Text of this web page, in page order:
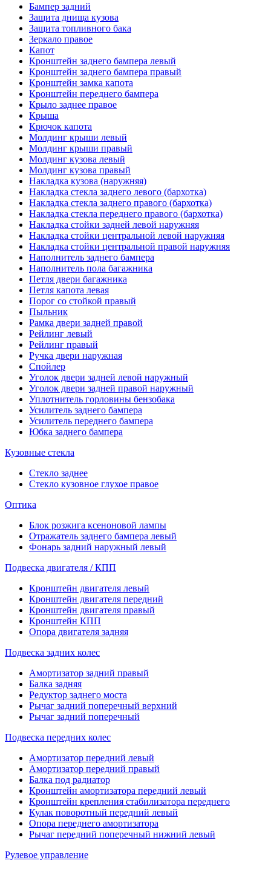
Бампер задний
Защита днища кузова
Защита топливного бака
Зеркало правое
Капот
Кронштейн заднего бампера левый
Кронштейн заднего бампера правый
Кронштейн замка капота
Кронштейн переднего бампера
Крыло заднее правое
Крыша
Крючок капота
Молдинг крыши левый
Молдинг крыши правый
Молдинг кузова левый
Молдинг кузова правый
Накладка кузова (наружняя)
Накладка стекла заднего левого (бархотка)
Накладка стекла заднего правого (бархотка)
Накладка стекла переднего правого (бархотка)
Накладка стойки задней левой наружняя
Накладка стойки центральной левой наружняя
Накладка стойки центральной правой наружняя
Наполнитель заднего бампера
Наполнитель пола багажника
Петля двери багажника
Петля капота левая
Порог со стойкой правый
Пыльник
Рамка двери задней правой
Рейлинг левый
Рейлинг правый
Ручка двери наружная
Спойлер
Уголок двери задней левой наружный
Уголок двери задней правой наружный
Уплотнитель горловины бензобака
Усилитель заднего бампера
Усилитель переднего бампера
Юбка заднего бампера
Кузовные стекла
Стекло заднее
Стекло кузовное глухое правое
Оптика
Блок розжига ксеноновой лампы
Отражатель заднего бампера левый
Фонарь задний наружный левый
Подвеска двигателя / КПП
Кронштейн двигателя левый
Кронштейн двигателя передний
Кронштейн двигателя правый
Кронштейн КПП
Опора двигателя задняя
Подвеска задних колес
Амортизатор задний правый
Балка задняя
Редуктор заднего моста
Рычаг задний поперечный верхний
Рычаг задний поперечный
Подвеска передних колес
Амортизатор передний левый
Амортизатор передний правый
Балка под радиатор
Кронштейн амортизатора передний левый
Кронштейн крепления стабилизатора переднего
Кулак поворотный передний левый
Опора переднего амортизатора
Рычаг передний поперечный нижний левый
Рулевое управление